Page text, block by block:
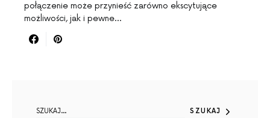
połączenie może przynieść zarówno ekscytujące
możliwości, jak i pewne…
SZUKAJ